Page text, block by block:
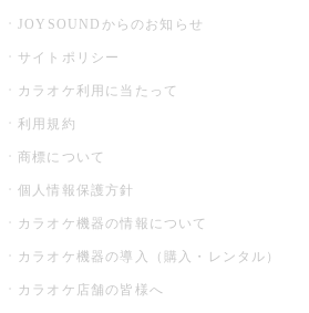
JOYSOUNDからのお知らせ
サイトポリシー
カラオケ利用に当たって
利用規約
商標について
個人情報保護方針
カラオケ機器の情報について
カラオケ機器の導入（購入・レンタル）
カラオケ店舗の皆様へ